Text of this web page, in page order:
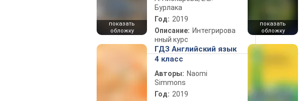
показать
обложку
Бурлака
Год: 2019
Описание: Интегрирова
нный курс
показать
обложку
ГДЗ Английский язык
4 класс
Авторы: Naomi
Simmons
Год: 2019